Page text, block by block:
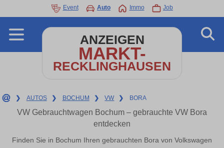
Event Auto Immo Job
ANZEIGEN
MARKT-
RECKLINGHAUSEN
❯ AUTOS ❯ BOCHUM ❯ VW ❯ BORA
VW Gebrauchtwagen Bochum – gebrauchte VW Bora
entdecken
Finden Sie in Bochum Ihren gebrauchten Bora von Volkswagen